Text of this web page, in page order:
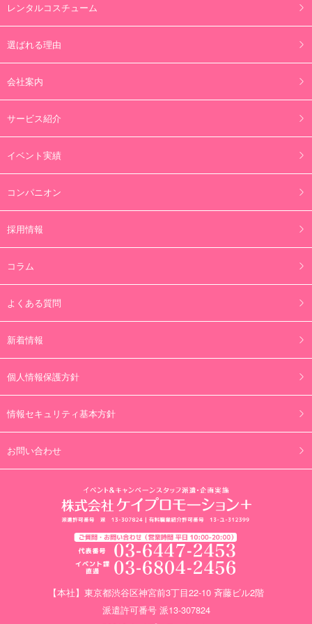
レンタルコスチューム
選ばれる理由
会社案内
サービス紹介
イベント実績
コンパニオン
採用情報
コラム
よくある質問
新着情報
個人情報保護方針
情報セキュリティ基本方針
お問い合わせ
【本社】東京都渋谷区神宮前3丁目22-10 斉藤ビル2階
派遣許可番号 派13-307824